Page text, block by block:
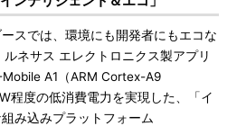
スでは、環境にも開発者にもエコな
ネサス エレクトロニクス製アプリ
A1（ARM Cortex-A9
程度の低消費電力を実現した、「イ
み込みプラットフォーム